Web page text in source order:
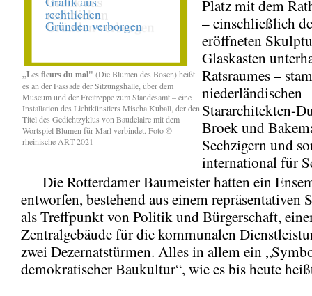
„Les fleurs du mal" (Die Blumen des Bösen) heißt
es an der Fassade der Sitzungshalle, über dem
Museum und der Freitreppe zum Standesamt – eine
Installation des Lichtkünstlers Mischa Kuball, der den
Titel des Gedichtzyklus von Baudelaire mit dem
Wortspiel Blumen für Marl verbindet. Foto ©
rheinische ART 2021
Platz mit dem
– einschließlich
eröffneten
Glaskasten
Ratsraumes –
niederländischen
Stararchitekten-
Broek und
Sechzigern und
international für
Die Rotterdamer Baumeister hatten ein
entworfen, bestehend aus einem repräsentativen
als Treffpunkt von Politik und Bürgerschaft,
Zentralgebäude für die kommunalen
zwei Dezernatstürmen. Alles in allem ein
demokratischer Baukultur“, wie es bis heute